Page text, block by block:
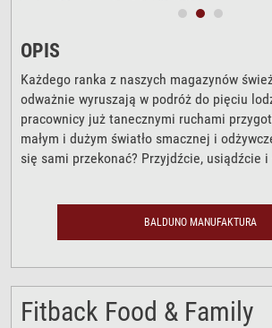
OPIS
Każdego ranka z naszych magazynów
odważnie wyruszają w podróż do pięciu
pracownicy już tanecznymi ruchami
małym i dużym światło smacznej i
się sami przekonać? Przyjdźcie, usiądźcie
BALDUNO MANUFAKTURA
Fitback Food & Family